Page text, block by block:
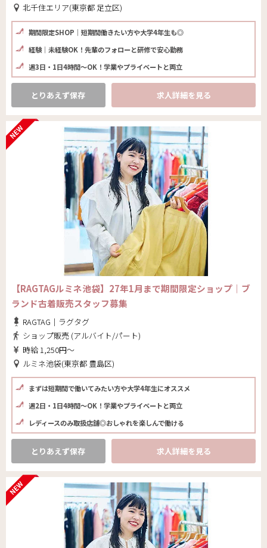
北千住エリア(東京都 足立区)
期間限定SHOP｜短期間働きたい方や大学4年生も◎
経験│未経験OK！先輩のフォローと研修で安心勤務
週3日・1日4時間〜OK！学業やプライベートと両立
とりあえず保存 求人詳細を見る
【RAGTAGルミネ池袋】27年1月まで期間限定ショップ｜ブ
ランド古着販売スタッフ募集
RAGTAG｜ラグタグ
ショップ販売 (アルバイト/パート)
時給 1,250円～
ルミネ池袋(東京都 豊島区)
まずは短期間で働いてみたい方や大学4年生にオススメ
週2日・1日4時間〜OK！学業やプライベートと両立
レディースのみ取扱店舗◎おしゃれを楽しんで働ける
とりあえず保存 求人詳細を見る